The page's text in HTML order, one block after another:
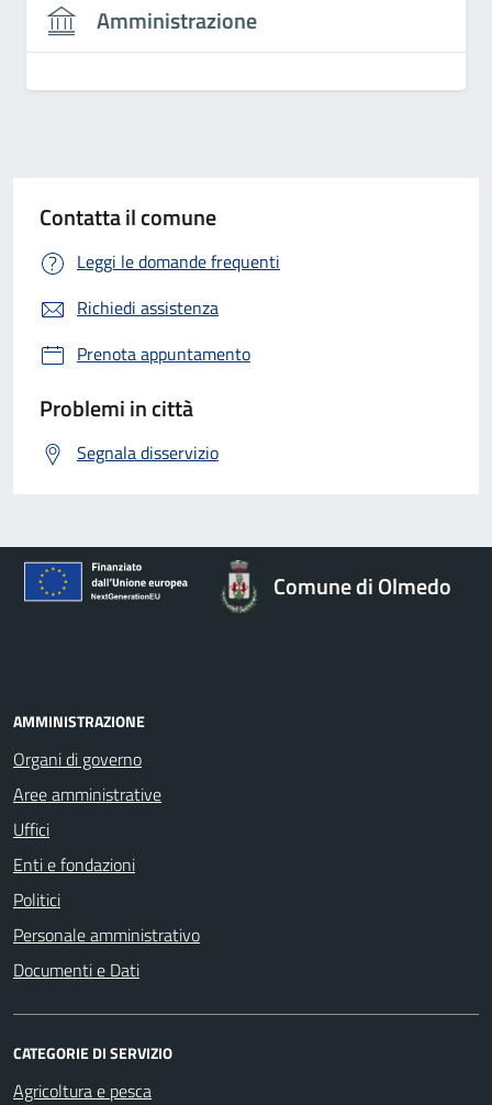
Amministrazione
Contatta il comune
Leggi le domande frequenti
Richiedi assistenza
Prenota appuntamento
Problemi in città
Segnala disservizio
Comune di Olmedo
AMMINISTRAZIONE
Organi di governo
Aree amministrative
Uffici
Enti e fondazioni
Politici
Personale amministrativo
Documenti e Dati
CATEGORIE DI SERVIZIO
Agricoltura e pesca